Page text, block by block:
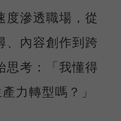
度滲透職場，從
、內容創作到跨
思考：「我懂得
力轉型嗎？」